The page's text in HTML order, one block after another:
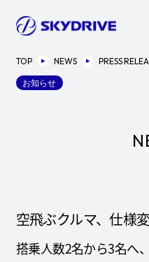
TOP NEWS PRESS
お知らせ
空飛ぶクルマ、仕様
搭乗人数2名から3名へ